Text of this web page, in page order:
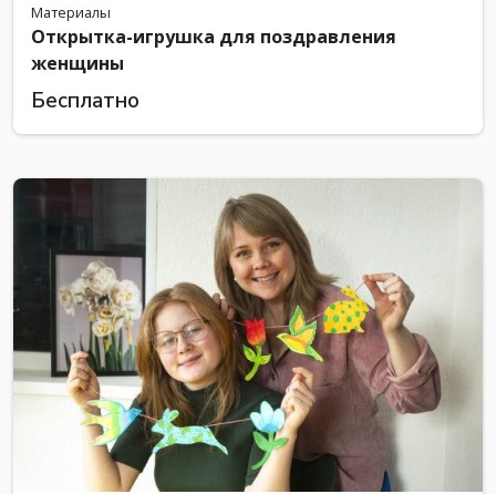
Материалы
Открытка-игрушка для поздравления
женщины
Бесплатно